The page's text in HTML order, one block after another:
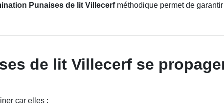
Punaises de lit Villecerfméthodique permet de
de lit Villecerf se
car elles :